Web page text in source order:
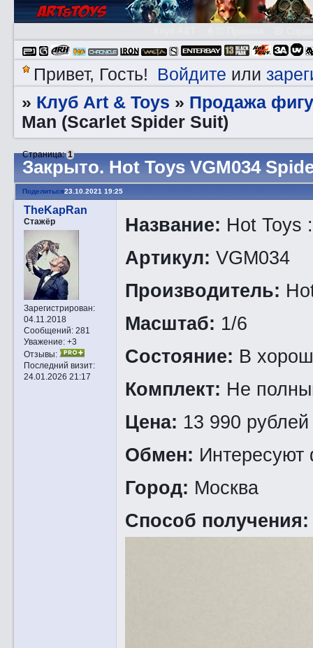
Привет, Гость! Войдите или
» Клуб Art & Toys » Продажа
Man (Scarlet Spider Suit)
Закрытo. Hot Toys VGM034
Страница:1
Поделиться23.10.2021 19:25
TheKapRan
Стажёр
Зарегистрирован:
04.11.2018
Сообщений:281
Уважение: +3
Отзывы:
Последний визит:
24.01.2026 21:17
Название: Hot Toys
Артикул: VGM034
Производитель:
Масштаб: 1/6
Состояние: В
Комплект: Не
Цена: 13 990 рублей
Обмен: Интересуют
Город: Москва
Способ получения: